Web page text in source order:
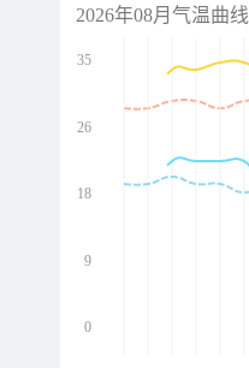
2026年08月气温曲线
35
26
18
9
0